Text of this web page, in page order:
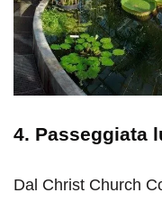
4. Passeggiata
Dal Christ Church